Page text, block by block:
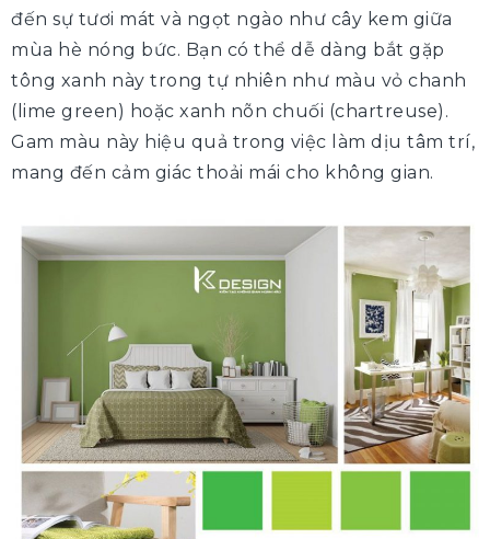
đến sự tươi mát và ngọt ngào như cây kem giữa
mùa hè nóng bức. Bạn có thể dễ dàng bắt gặp
tông xanh này trong tự nhiên như màu vỏ chanh
(lime green) hoặc xanh nõn chuối (chartreuse).
Gam màu này hiệu quả trong việc làm dịu tâm trí,
mang đến cảm giác thoải mái cho không gian.